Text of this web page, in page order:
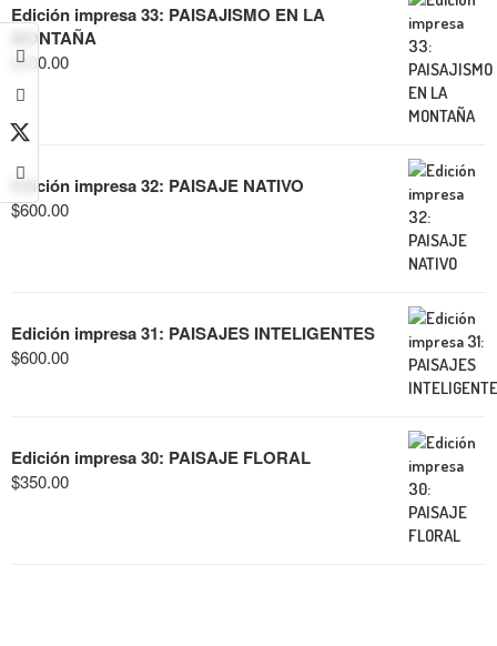
Edición impresa 33: PAISAJISMO EN LA
MONTAÑA
$600.00
Edición impresa 32: PAISAJE NATIVO
$600.00
Edición impresa 31: PAISAJES INTELIGENTES
$600.00
Edición impresa 30: PAISAJE FLORAL
$350.00